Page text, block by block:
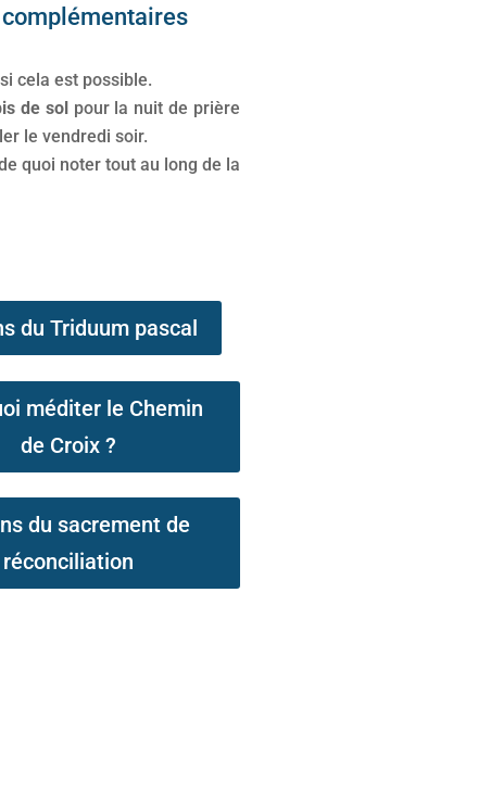
cela est possible.
de solpour la nuit de prière
le vendredi soir.
quoi noter tout au long de la
du Triduum pascal
méditer le Chemin
de Croix ?
du sacrement de
réconciliation